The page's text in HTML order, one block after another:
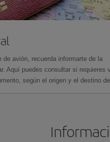
avión, recuerda informarte de la
Aquí puedes consultar si requieres
según el origen y el destino